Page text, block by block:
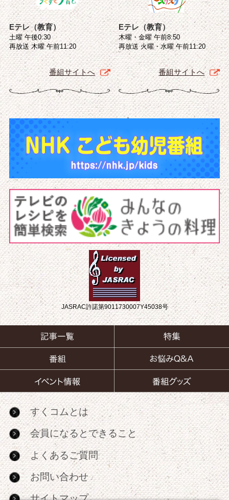
Eテレ（教育）
土曜 午後0:30
再放送 木曜 午前11:20
番組サイトへ
Eテレ（教育）
木曜・金曜 午前8:50
再放送 火曜・水曜 午前11:20
番組サイトへ
JASRAC許諾第9011730007Y45038号
すくコムとは
会員になるとできること
よくあるご質問
お問い合わせ